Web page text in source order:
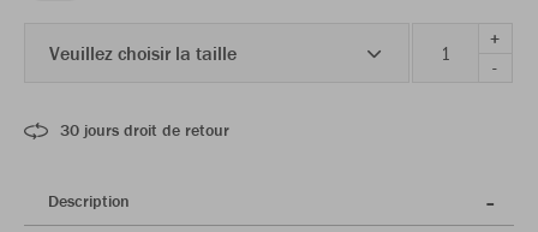
Veuillez choisir la taille
+
-
30 jours droit de retour
Description